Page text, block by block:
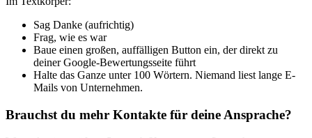
Sag Danke (aufrichtig)
Frag, wie es war
Baue einen großen, auffälligen Button ein, der direkt zu
deiner Google-Bewertungsseite führt
Halte das Ganze unter 100 Wörtern. Niemand liest lange E-
Mails von Unternehmen.
Brauchst du mehr Kontakte für deine Ansprache?